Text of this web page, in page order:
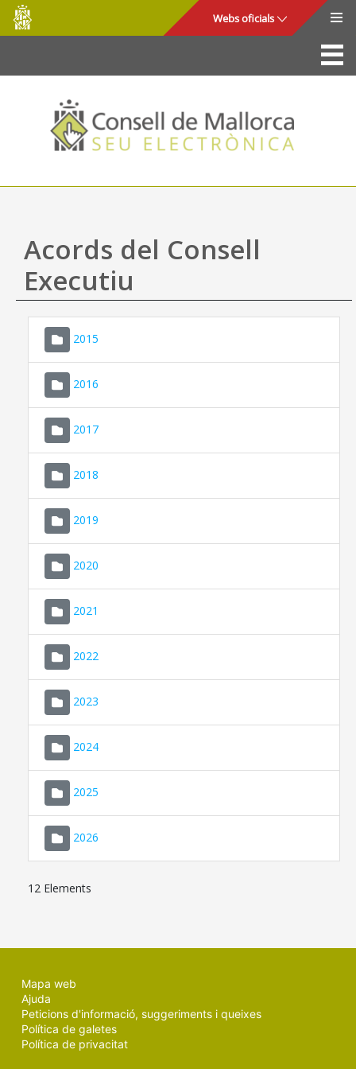
Salta al contingut principal
Consell
de
Mallorca
Webs oficials
La Seu
Consell de Mallorca
Accés i seguretat
Utilitats
Ajuda
Acords del Consell
Executiu
2015
2016
2017
2018
2019
2020
2021
2022
2023
2024
2025
2026
12 Elements
Mapa web
Ajuda
Peticions d'informació, suggeriments i queixes
Política de galetes
Política de privacitat